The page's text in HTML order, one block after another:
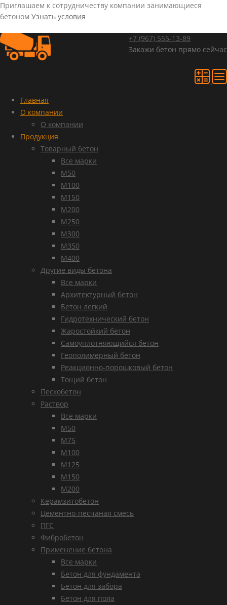
Приглашаем к сотрудничеству компании занимающиеся
бетоном Узнать условия
+7 (967) 555-13-89
Закажи бетон прямо сейчас
Главная
О компании
О компании
Продукция
Товарный бетон
Все марки
М50
М100
М150
М200
М250
М300
М350
М400
Другие виды бетона
Все марки
Архитектурный бетон
Бетон легкий
Гидротехнический бетон
Жаростойкий бетон
Самоуплотняющийся бетон
Геополимерный бетон
Реакционно-порошковый бетон
Тощий бетон
Пескобетон
Раствор
Все марки
М50
М75
М100
М125
М150
М200
Керамзитобетон
Цементно-песчаная смесь
ПГС
Фибробетон
Применение бетона
Все марки
Бетон для фундамента
Бетон для забора
Бетон для пола